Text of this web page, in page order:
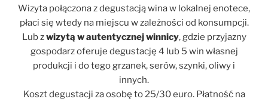
Wizyta połączona z degustacją wina w lokalnej enotece,
płaci się wtedy na miejscu w zależności od konsumpcji.
Lub zwizytą w autentycznej winnicy, gdzie przyjazny
gospodarz oferuje degustację 4 lub 5 win własnej
produkcji i do tego grzanek, serów, szynki, oliwy i
innych.
Koszt degustacji za osobę to 25/30 euro. Płatność na